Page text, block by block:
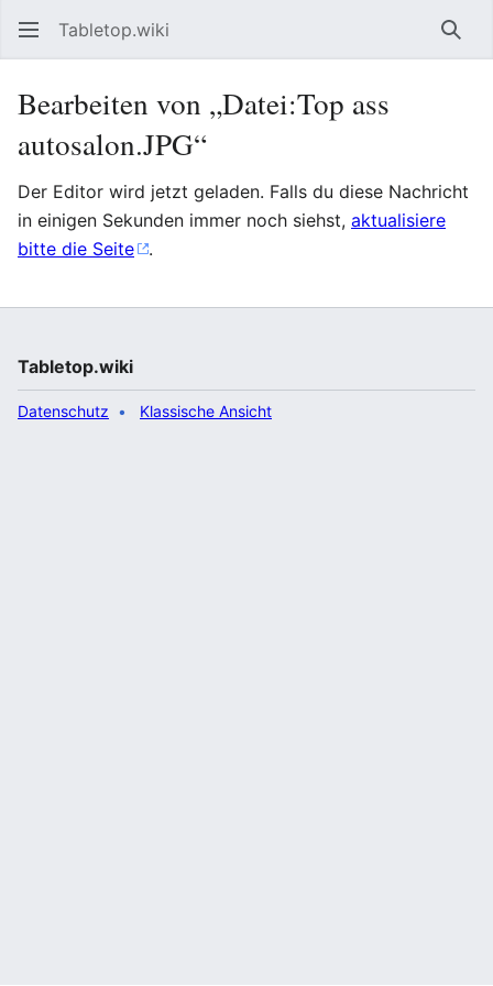
Tabletop.wiki
Bearbeiten von „Datei:Top ass
autosalon.JPG“
Der Editor wird jetzt geladen. Falls du diese Nachricht
in einigen Sekunden immer noch siehst, aktualisiere
bitte die Seite
.
Tabletop.wiki
Datenschutz Klassische Ansicht